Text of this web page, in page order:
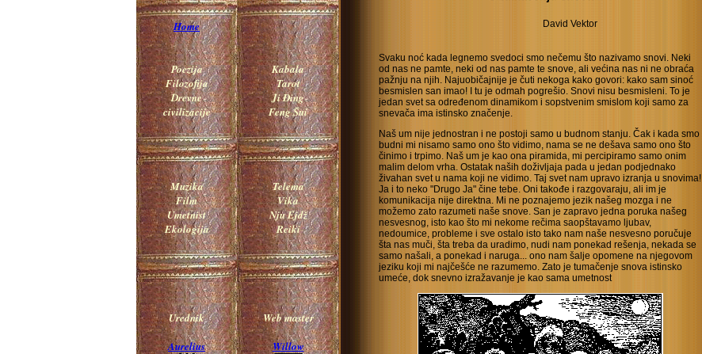
Home
Poezija
Filozofija
Drevne
civilizacije
Muzika
Film
Umetnist
Ekologija
Urednik
Aurelius
Kabala
Tarot
Ji Đing
Feng Šui
Telema
Vika
Nju Ejdž
Reiki
Web master
Willow
David Vektor
Svaku noć kada legnemo svedoci smo nečemu što nazivamo snovi. Neki
od nas ne pamte, neki od nas pamte te snove, ali većina nas ni ne obraća
pažnju na njih. Najuobičajnije je čuti nekoga kako govori: kako sam sinoć
besmislen san imao! I tu je odmah pogrešio. Snovi nisu besmisleni. To je
jedan svet sa određenom dinamikom i sopstvenim smislom koji samo za
snevača ima istinsko značenje.
Naš um nije jednostran i ne postoji samo u budnom stanju. Čak i kada smo
budni mi nisamo samo ono što vidimo, nama se ne dešava samo ono što
činimo i trpimo. Naš um je kao ona piramida, mi percipiramo samo onim
malim delom vrha. Ostatak naših doživljaja pada u jedan podjednako
živahan svet u nama koji ne vidimo. Taj svet nam upravo izranja u snovima!
Ja i to neko "Drugo Ja" čine tebe. Oni takođe i razgovaraju, ali im je
komunikacija nije direktna. Mi ne poznajemo jezik našeg mozga i ne
možemo zato razumeti naše snove. San je zapravo jedna poruka našeg
nesvesnog, isto kao što mi nekome rečima saopštavamo ljubav,
nedoumice, probleme i sve ostalo isto tako nam naše nesvesno poručuje
šta nas muči, šta treba da uradimo, nudi nam ponekad rešenja, nekada se
samo našali, a ponekad i naruga... ono nam šalje opomene na njegovom
jeziku koji mi najčešće ne razumemo. Zato je tumačenje snova istinsko
umeće, dok snevno izražavanje je kao sama umetnost